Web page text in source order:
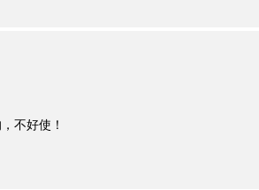
不好使！